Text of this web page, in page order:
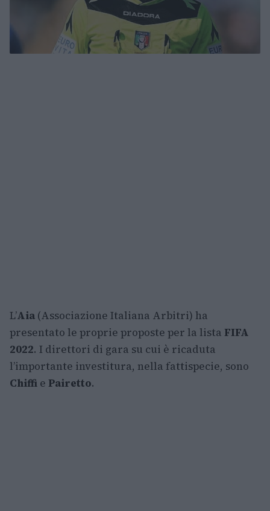
L’Aia (Associazione Italiana Arbitri) ha
presentato le proprie proposte per la lista FIFA
2022. I direttori di gara su cui è ricaduta
l’importante investitura, nella fattispecie, sono
Chiffi e Pairetto.